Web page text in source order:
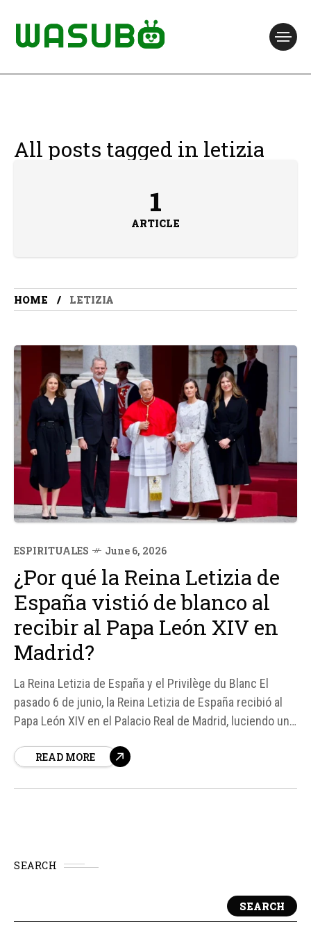
All posts tagged in letizia
1
ARTICLE
HOME LETIZIA
ESPIRITUALES June 6, 2026
¿Por qué la Reina Letizia de
España vistió de blanco al
recibir al Papa León XIV en
Madrid?
La Reina Letizia de España y el Privilège du Blanc El
pasado 6 de junio, la Reina Letizia de España recibió al
Papa León XIV en el Palacio Real de Madrid, luciendo un
Privilège du blanc. Este antiguo honor pontificio se
READ MORE
SEARCH
SEARCH